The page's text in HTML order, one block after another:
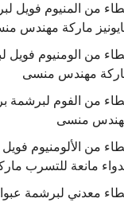
من المنيوم فويل
ماركة مهندس
من الومنيوم فويل
مهندس منسى
من الفوم لبرشمة
منسى
من الألومنيوم
مانعة للتسرب
معدني لبرشمة